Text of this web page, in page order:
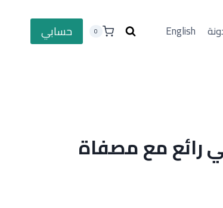
English
0 حسابي
رائع مع مصفاة